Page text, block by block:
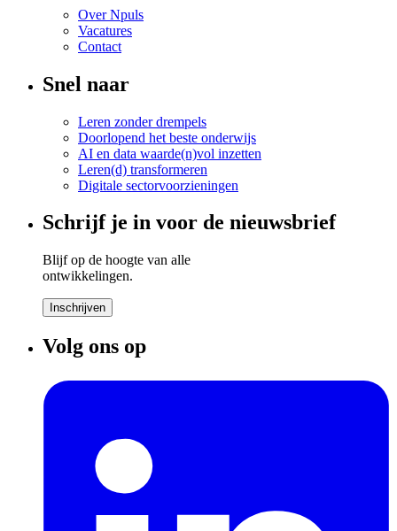
Over Npuls
Vacatures
Contact
Snel naar
Leren zonder drempels
Doorlopend het beste onderwijs
AI en data waarde(n)vol inzetten
Leren(d) transformeren
Digitale sectorvoorzieningen
Schrijf je in voor de nieuwsbrief
Blijf op de hoogte van alle
ontwikkelingen.
Inschrijven
Volg ons op